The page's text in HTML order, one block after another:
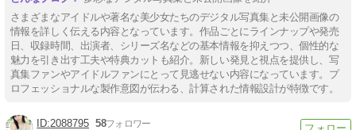
さまざまなアイドルや著名な美少女たちのデジタル写真集と未公開画像の
情報を詳しく伝える内容となっています。作品ごとにラインナップや発売
日、収録時間、出演者、シリーズ名などの基本情報を抑えつつ、個性的な
魅力を引き出す工夫や特典カットも紹介。新しい発見と視点を提供し、写
真集ファンやアイドルファンにとって見逃せない内容になっています。プ
ロフェッショナルな製作意図が伝わる、計算された情報設計が特徴です。
2088795 58